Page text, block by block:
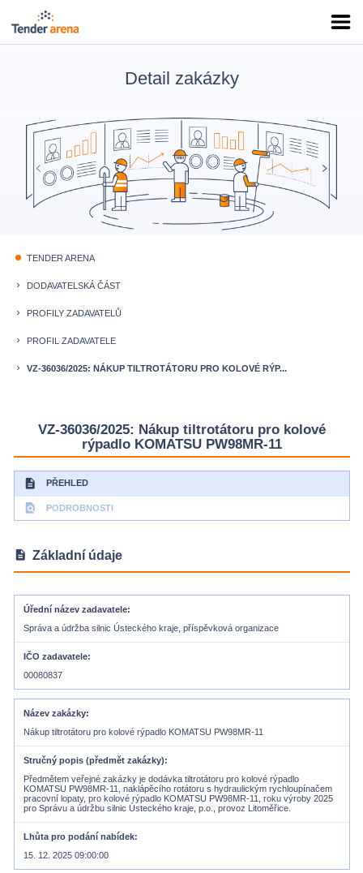
Detail zakázky
fiber_manual_record TENDER ARENA
keyboard_arrow_right DODAVATELSKÁ ČÁST
keyboard_arrow_right PROFILY ZADAVATELŮ
keyboard_arrow_right PROFIL ZADAVATELE
keyboard_arrow_right VZ-36036/2025: NÁKUP TILTROTÁTORU PRO KOLOVÉ RÝP...
VZ-36036/2025: Nákup tiltrotátoru pro kolové
rýpadlo KOMATSU PW98MR-11
description PŘEHLED
find_in_page PODROBNOSTI
description Základní údaje
Úřední název zadavatele
Správa a údržba silnic Ústeckého kraje, příspěvková organizace
IČO zadavatele
00080837
Název zakázky
Nákup tiltrotátoru pro kolové rýpadlo KOMATSU PW98MR-11
Stručný popis (předmět zakázky)
Předmětem veřejné zakázky je dodávka tiltrotátoru pro kolové rýpadlo
KOMATSU PW98MR-11, naklápěcího rotátoru s hydraulickým rychloupínačem
pracovní lopaty, pro kolové rýpadlo KOMATSU PW98MR-11, roku výroby 2025
pro Správu a údržbu silnic Ústeckého kraje, p.o., provoz Litoměřice.
Lhůta pro podání nabídek
15. 12. 2025 09:00:00